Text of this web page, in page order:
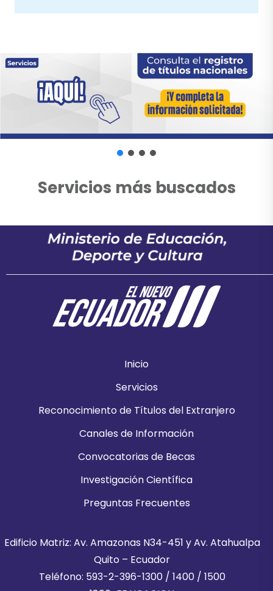
Servicios más buscados
Inicio
Servicios
Reconocimiento de Títulos del Extranjero
Canales de Información
Convocatorias de Becas
Investigación Científica
Preguntas Frecuentes
Edificio Matriz: Av. Amazonas N34-451 y Av. Atahualpa
Quito – Ecuador
Teléfono: 593-2-396-1300 / 1400 / 1500